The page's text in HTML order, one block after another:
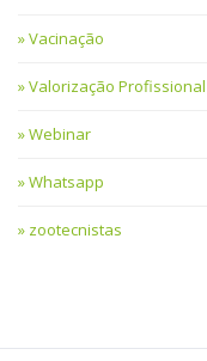
Vacinação
Valorização Profissional
Webinar
Whatsapp
zootecnistas